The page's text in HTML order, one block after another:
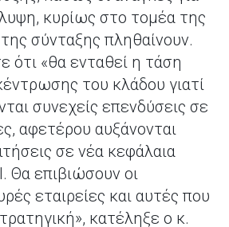
κυρίως στο τομέα της
σύνταξης πληθαίνουν.
ότι «θα ενταθεί η τάση
του κλάδου γιατί
συνεχείς επενδύσεις σε
αφετέρου αυξάνονται
σε νέα κεφάλαια
Θα επιβιώσουν οι
εταιρείες και αυτές που
κατέληξε ο κ.